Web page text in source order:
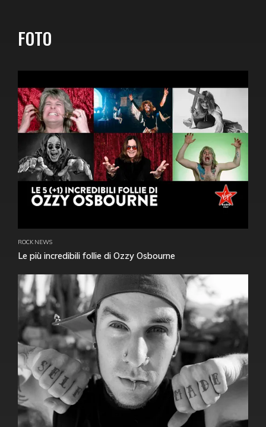
FOTO
ROCK NEWS
Le più incredibili follie di Ozzy Osbourne